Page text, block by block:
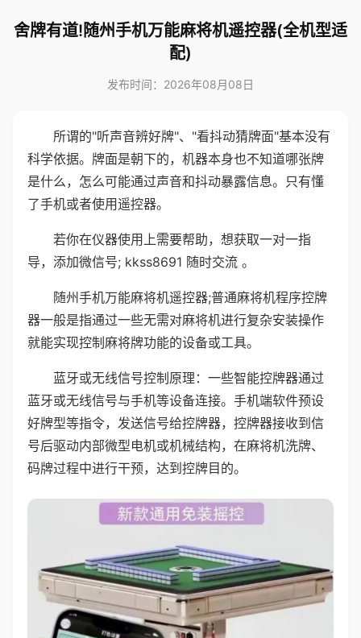
舍牌有道!随州手机万能麻将机遥控器(全机型适
配)
发布时间：2026年08月08日
所谓的"听声音辨好牌"、"看抖动猜牌面"基本没有
科学依据。牌面是朝下的，机器本身也不知道哪张牌
是什么，怎么可能通过声音和抖动暴露信息。只有懂
了手机或者使用遥控器。
若你在仪器使用上需要帮助，想获取一对一指
导，添加微信号; kkss8691 随时交流 。
随州手机万能麻将机遥控器;普通麻将机程序控牌
器一般是指通过一些无需对麻将机进行复杂安装操作
就能实现控制麻将牌功能的设备或工具。
蓝牙或无线信号控制原理：一些智能控牌器通过
蓝牙或无线信号与手机等设备连接。手机端软件预设
好牌型等指令，发送信号给控牌器，控牌器接收到信
号后驱动内部微型电机或机械结构，在麻将机洗牌、
码牌过程中进行干预，达到控牌目的。